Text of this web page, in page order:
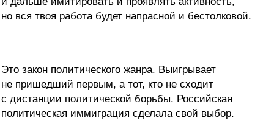
но вся твоя работа будет напрасной и бестолковой.
Это закон политического жанра. Выигрывает
не пришедший первым, а тот, кто не сходит
с дистанции политической борьбы. Российская
политическая иммиграция сделала свой выбор.